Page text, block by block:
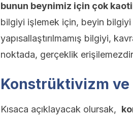
bunun beynimiz için çok
bilgiyi işlemek için, beyin bilgiyi
yapısallaştırılmamış bilgiyi,
noktada, gerçeklik
Konstrüktivizm
Kısaca açıklayacak olursak,